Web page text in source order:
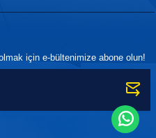
için e-bültenimize abone olun!